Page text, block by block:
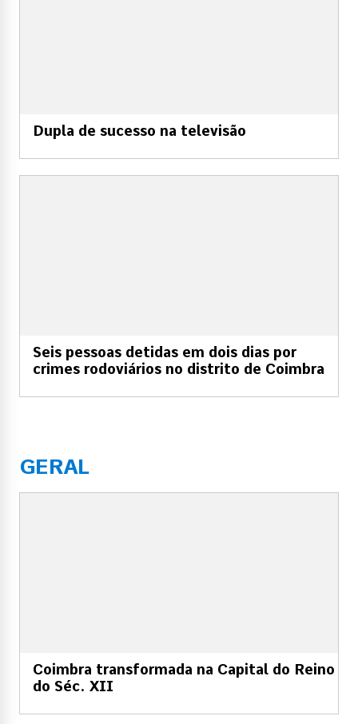
Dupla de sucesso na televisão
Seis pessoas detidas em dois dias por
crimes rodoviários no distrito de Coimbra
GERAL
Coimbra transformada na Capital do Reino
do Séc. XII